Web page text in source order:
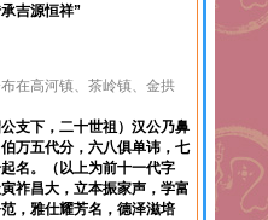
吉源恒祥”
在高河镇、茶岭镇、金拱
支下，二十世祖） 汉公乃鼻
万五代分，六八俱单讳，七
名。（以上为前十一代字
祚昌大，立本振家声，学富
，雅仕耀芳名，德泽滋培